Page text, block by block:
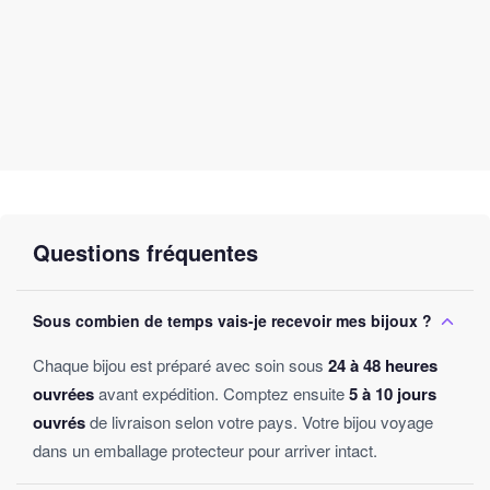
Questions fréquentes
Sous combien de temps vais-je recevoir mes bijoux ?
Chaque bijou est préparé avec soin sous 24 à 48 heures
ouvréesavant expédition. Comptez ensuite5 à 10 jours
ouvrésde livraison selon votre pays. Votre bijou voyage
dans un emballage protecteur pour arriver intact.